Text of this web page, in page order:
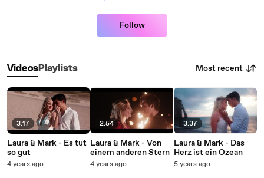
Follow
VideosPlaylists Most recent
3:17
Laura & Mark - Es tut
so gut
4 years ago
2:54
Laura & Mark - Von
einem anderen Stern
4 years ago
3:37
Laura & Mark - Das
Herz ist ein Ozean
5 years ago